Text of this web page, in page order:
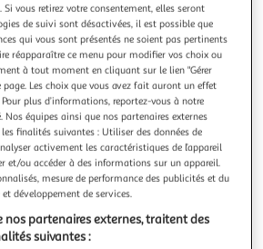
900w noir - 210
serviette 210 dispose d'un design
sa place dans toutes les
toutes les décorations. - Puissance :
en X, pour une grande
maitriséeThermostat
le prix de ce produit ?
Afficher le prix
vous retirez votre consentement, elles seront
de suivi sont désactivées, il est possible que
qui vous sont présentés ne soient pas pertinents
réapparaître ce menu pour modifier vos choix ou
à tout moment en cliquant sur le lien "Gérer
page. Les choix que vous avez fait auront un effet
plus d’informations, reportez-vous à notre
équipes ainsi que nos partenaires externes
finalités suivantes : Utiliser des données de
activement les caractéristiques de l’appareil
et/ou accéder à des informations sur un appareil.
mesure de performance des publicités et du
développement de services.
nos partenaires externes, traitent des
suivantes :